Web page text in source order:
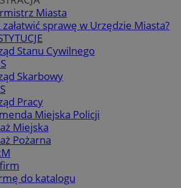
Miasta
załatwić sprawę w Urzędzie Miasta?
Stanu Cywilnego
Skarbowy
Pracy
Miejska Policji
Miejska
Pożarna
do katalogu